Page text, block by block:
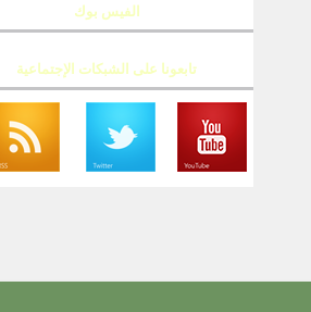
الفيس بوك
تابعونا على الشبكات الإجتماعية